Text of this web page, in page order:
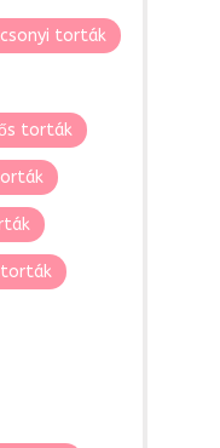
torták
torták
torták